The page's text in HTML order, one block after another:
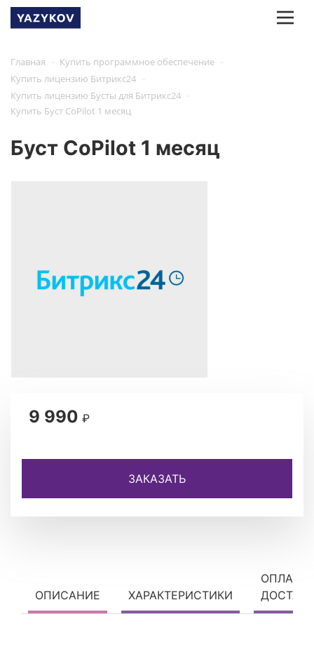
Главная Купить программное обеспечение
Купить лицензию Битрикс24
Купить лицензию Бусты для Битрикс24
Купить Буст CoPilot 1 месяц
Буст CoPilot 1 месяц
9 990 ₽
ЗАКАЗАТЬ
ОПИСАНИЕ ХАРАКТЕРИСТИКИ
ОПЛАТА